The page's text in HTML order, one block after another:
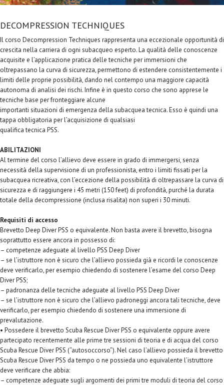
DECOMPRESSION TECHNIQUES
Il corso Decompression Techniques rappresenta una eccezionale opportunità di
crescita nella carriera di ogni subacqueo esperto. La qualità delle conoscenze
acquisite e l’applicazione pratica delle tecniche per immersioni che
oltrepassano la curva di sicurezza, permettono di estendere consistentemente i
limiti delle proprie possibilità, dando nel contempo una maggiore capacità
autonoma di analisi dei rischi. Infine è in questo corso che sono apprese le
tecniche base per fronteggiare alcune
importanti situazioni di emergenza della subacquea tecnica. Esso è quindi una
tappa obbligatoria per l’acquisizione di qualsiasi
qualifica tecnica PSS.
ABILITAZIONI
Al termine del corso l’allievo deve essere in grado di immergersi, senza
necessità della supervisione di un professionista, entro i limiti fissati per la
subacquea ricreativa, con l’eccezione della possibilità di oltrepassare la curva di
sicurezza e di raggiungere i 45 metri (150 feet) di profondità, purché la durata
totale della decompressione (inclusa risalita) non superi i 30 minuti.
Requisiti di accesso
Brevetto Deep Diver PSS o equivalente. Non basta avere il brevetto, bisogna
soprattutto essere ancora in possesso di:
– competenze adeguate al livello PSS Deep Diver
– se l’istruttore non è sicuro che l’allievo possieda già e ricordi le conoscenze
deve verificarlo, per esempio chiedendo di sostenere l’esame del corso Deep
Diver PSS;
– padronanza delle tecniche adeguate al livello PSS Deep Diver
– se l’istruttore non è sicuro che l’allievo padroneggi ancora tali tecniche, deve
verificarlo, per esempio chiedendo di sostenere una immersione di
prevalutazione.
• Possedere il brevetto Scuba Rescue Diver PSS o equivalente oppure avere
partecipato recentemente alle prime tre sessioni di teoria e di acqua del corso
Scuba Rescue Diver PSS (“autosoccorso”). Nel caso l’allievo possieda il brevetto
Scuba Rescue Diver PSS da tempo o ne possieda uno equivalente l’istruttore
deve verificare che abbia:
– competenze adeguate sugli argomenti dei primi tre moduli di teoria del corso